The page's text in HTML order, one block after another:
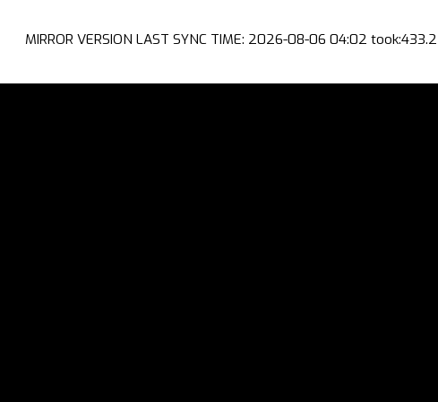
MIRROR VERSION LAST SYNC TIME: 2026-08-06 04:02